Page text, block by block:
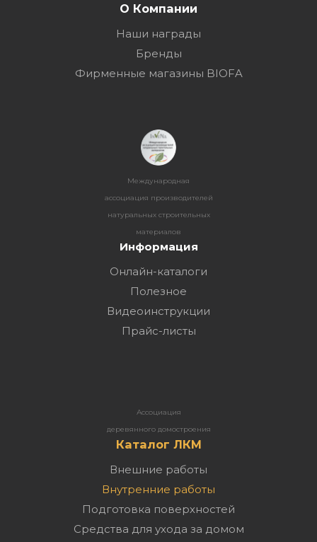
О Компании
Наши награды
Бренды
Фирменные магазины BIOFA
Международная
ассоциация производителей
натуральных строительных
материалов
Информация
Онлайн-каталоги
Полезное
Видеоинструкции
Прайс-листы
Ассоциация
деревянного домостроения
Каталог ЛКМ
Внешние работы
Внутренние работы
Подготовка поверхностей
Средства для ухода за домом